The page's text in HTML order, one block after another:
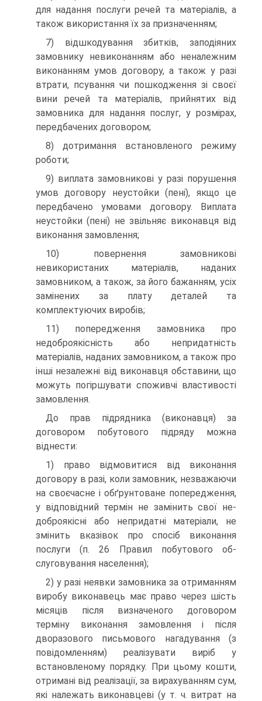
для надання послуги речей та матеріалів, а
також використання їх за призначенням;
7) відшкодування збитків, заподіяних
замовнику неви­конанням або неналежним
виконанням умов договору, а також у разі
втрати, псування чи пошкодження зі своєї
ви­ни речей та матеріалів, прийнятих від
замовника для на­дання послуг, у розмірах,
передбачених договором;
8) дотримання встановленого режиму
роботи;
9) виплата замовникові у разі порушення
умов договору неустойки (пені), якщо це
передбачено умовами договору. Виплата
неустойки (пені) не звільняє виконавця від
вико­нання замовлення;
10) повернення замовникові
невикористаних матеріа­лів, наданих
замовником, а також, за його бажанням, усіх
замінених за плату деталей та
комплектуючих виробів;
11) попередження замовника про
недоброякісність або непридатність
матеріалів, наданих замовником, а також про
інші незалежні від виконавця обставини, що
можуть погіршувати споживчі властивості
замовлення.
До прав підрядника (виконавця) за
договором побутово­го підряду можна
віднести:
1) право відмовитися від виконання
договору в разі, коли замовник, незважаючи
на своєчасне і обґрунтоване попередження,
у відповідний термін не замінить свої не­
доброякісні або непридатні матеріали, не
змінить вказівок про спосіб виконання
послуги (п. 26 Правил побутового об­
слуговування населення);
2) у разі неявки замовника за отриманням
виробу ви­конавець має право через шість
місяців після визначеного договором
терміну виконання замовлення і після
дворазово­го письмового нагадування (з
повідомленням) реалізувати виріб у
встановленому порядку. При цьому кошти,
отримані від реалізації, за вирахуванням сум,
які належать виконав­цеві (у т. ч. витрат на